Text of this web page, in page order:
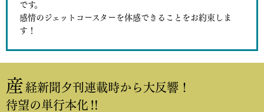
です。
感情のジェットコースターを体感できることをお約束しま
す！
産 経新聞夕刊連載時から大反響！
待望の単行本化‼